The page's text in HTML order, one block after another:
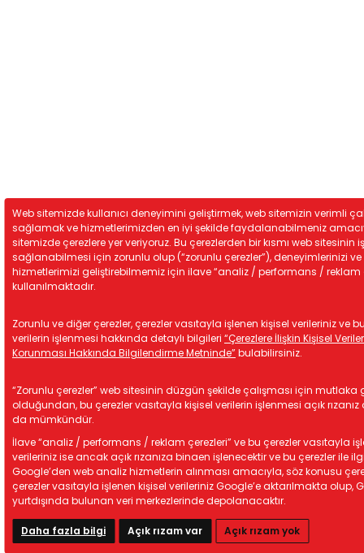
Web sitemizde kullanıcı deneyimini geliştirmek, web sitemizin verimli
sağlamak ve hizmetlerimizden en iyi şekilde faydalanabilmeniz
sitemizde çerezlere yer veriyoruz. Bu çerezlerden bir kısmı web sitesinin
sağlanabilmesi için zorunlu olup (“zorunlu çerezler”), deneyimlerinizi ve
hizmetlerimizi geliştirebilmemiz için ilave “analiz / performans / reklam
kullanılmaktadır.
Zorunlu ve diğer çerezler, çerezler vasıtayla işlenen kişisel verileriniz ve
verilerin işlenmesi hakkında detaylı bilgileri “Çerezlere İlişkin Kişisel
Korunması Hakkında Bilgilendirme Metninde” bulabilirsiniz.
“Zorunlu çerezler” web sitesinin düzgün şekilde çalışması için mutlaka
olduğundan, bu çerezler vasıtayla kişisel verilerin işlenmesi açık
da mümkündür.
İlave “analiz / performans / reklam çerezleri” ve bu çerezler vasıtayla
verileriniz ise ancak açık rızanıza binaen işlenecektir ve bu çerezler ile
Google’den web analiz hizmetlerin alınması amacıyla, söz konusu
çerezler vasıtayla işlenen kişisel verileriniz Google’e aktarılmakta olup,
yurtdışında bulunan veri merkezlerinde depolanacaktır.
Daha fazla bilgi Açık rızam var Açık rızam yok